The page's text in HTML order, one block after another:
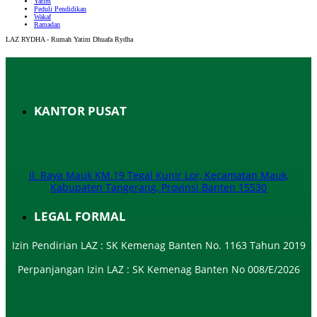
Peduli Pendidikan
Wakaf
Ramadan
LAZ RYDHA - Rumah Yatim Dhuafa Rydha
KANTOR PUSAT
Jl. Raya Mauk KM.19 Tegal Kunir Lor, Kecamatan Mauk,
Kabupaten Tangerang, Provinsi Banten 15530
LEGAL FORMAL
Izin Pendirian LAZ : SK Kemenag Banten No. 1163 Tahun 2019
Perpanjangan Izin LAZ : SK Kemenag Banten No 008/E/2026​